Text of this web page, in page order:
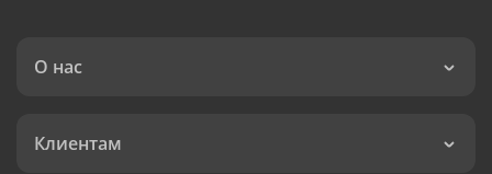
О нас
Клиентам